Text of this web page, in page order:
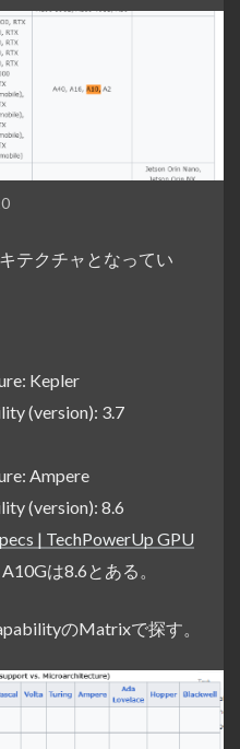
テクチャとなってい
Kepler
(version): 3.7
Ampere
(version): 8.6
| TechPowerUp GPU
は8.6とある。
のMatrixで探す。